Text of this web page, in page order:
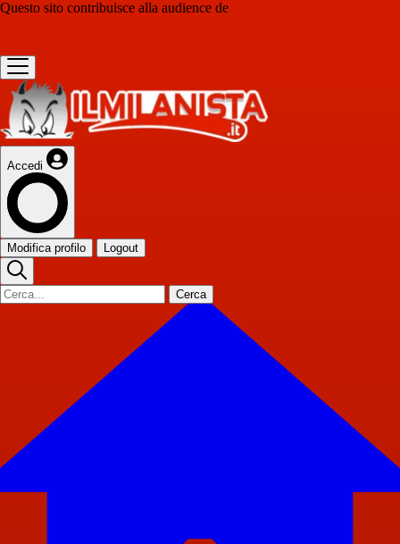
Questo sito contribuisce alla audience de
Accedi
Modifica profilo Logout
Cerca